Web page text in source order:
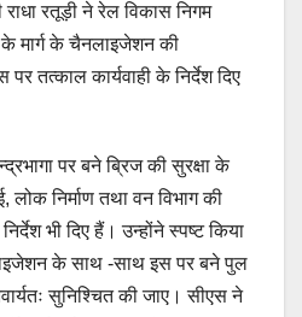
रतूड़ी ने रेल विकास निगम
के मार्ग के चैनलाइजेशन की
तत्काल कार्यवाही के निर्देश दिए
पर बने ब्रिज की सुरक्षा के
लोक निर्माण तथा वन विभाग की
भी दिए हैं। उन्होंने स्पष्ट किया
के साथ -साथ इस पर बने पुल
सुनिश्चित की जाए। सीएस ने